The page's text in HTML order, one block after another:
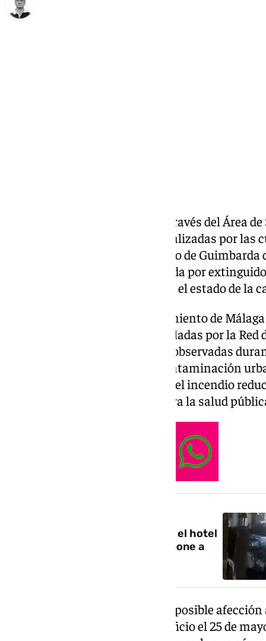
El Ayuntamiento de Málaga, a través del Área
ha analizado las mediciones realizadas por
al hotel Ibis, el edificio del Pasillo de
hace tres semanas y aún no se da por
como conclusión que «no alteró el estado de la
Según ha informado el Ayuntamiento de
todas las pruebas físicas recopiladas por la
mayor parte de las variaciones observadas
a la evolución habitual de la contaminación
sahariano, quedando el efecto del incendio
consecuencias ambientales para la salud
El vídeo viral de un bombero en el hotel
Ibis de Málaga por el que se expone a
En concreto, se ha analizado la posible
causa del incendio en dicho edificio el 25 de